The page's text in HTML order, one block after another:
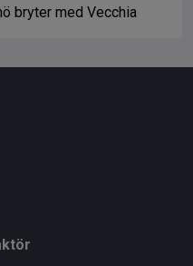
bryter med Vecchia